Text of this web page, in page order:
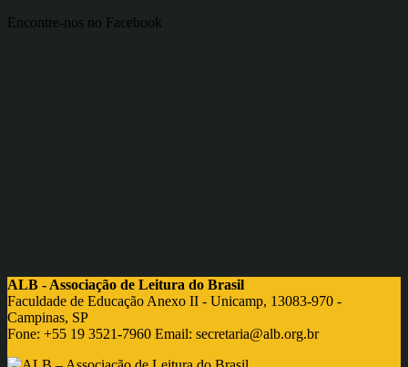
Encontre-nos no Facebook
ALB - Associação de Leitura do Brasil
Faculdade de Educação Anexo II - Unicamp, 13083-970 -
Campinas, SP
Fone: +55 19 3521-7960 Email: secretaria@alb.org.br